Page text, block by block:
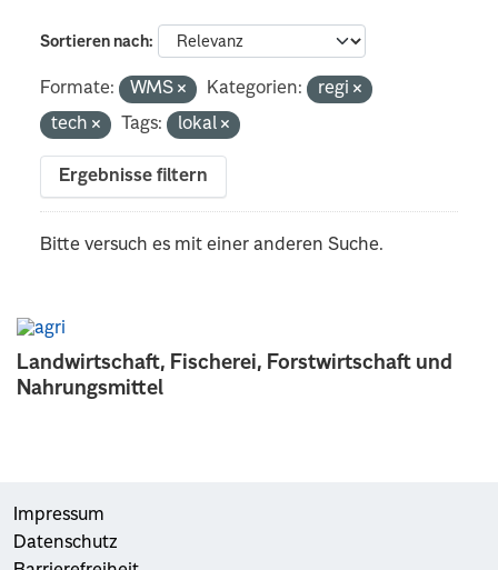
Landwirtschaft, Fischerei, Forstwirtschaft und
Nahrungsmittel
Sortieren nach
Formate: WMS Kategorien:
regi
tech
Tags: lokal
Ergebnisse filtern
Bitte versuch es mit einer anderen Suche.
Impressum
Datenschutz